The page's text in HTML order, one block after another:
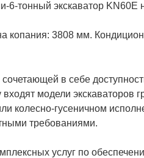
6-тонный экскаватор
копания: 3808 мм.
в себе
модели экскаваторов
колесно-гусеничном
требованиями.
услуг по